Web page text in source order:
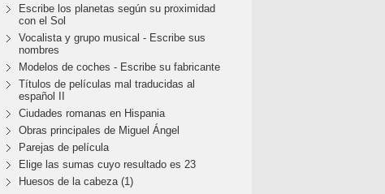
Escribe los planetas según su proximidad
con el Sol
Vocalista y grupo musical - Escribe sus
nombres
Modelos de coches - Escribe su fabricante
Títulos de películas mal traducidas al
español II
Ciudades romanas en Hispania
Obras principales de Miguel Ángel
Parejas de película
Elige las sumas cuyo resultado es 23
Huesos de la cabeza (1)